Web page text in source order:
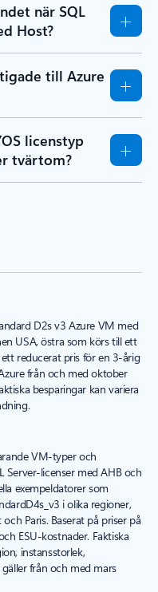
när SQL
Host?
till Azure
licenstyp
tvärtom?
D2s v3 Azure VM med
USA, östra som körs till ett
reducerat pris för en 3-årig
från och med oktober
besparingar kan variera
VM-typer och
Server-licenser med AHB och
exempeldatorer som
i olika regioner,
Paris. Baserat på priser på
ESU-kostnader. Faktiska
instansstorlek,
från och med mars